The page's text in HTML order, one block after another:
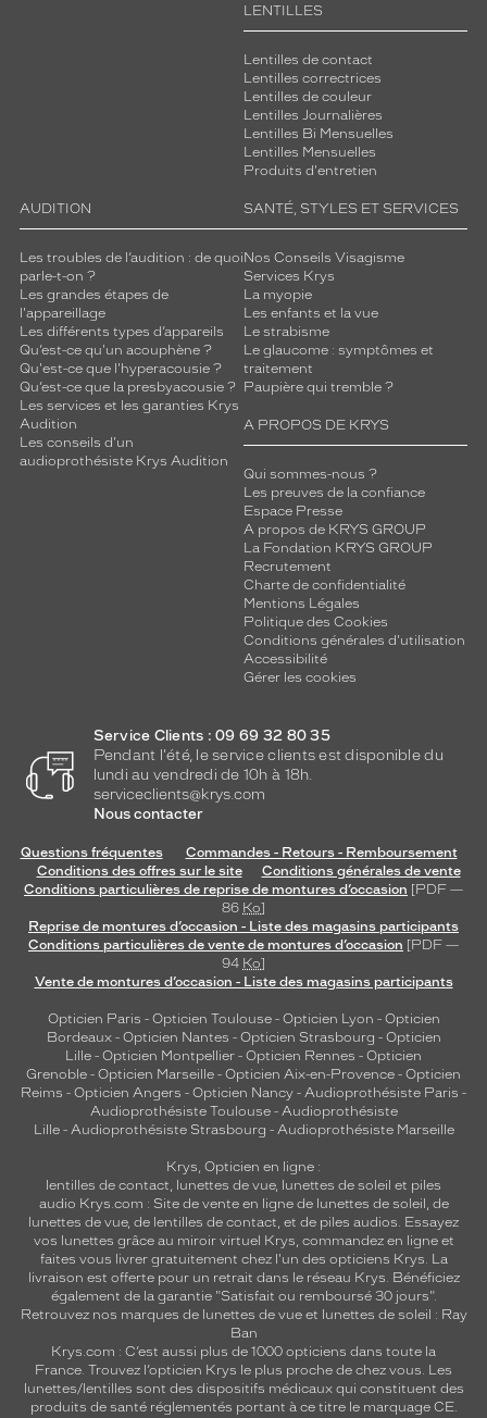
LENTILLES
Lentilles de contact
Lentilles correctrices
Lentilles de couleur
Lentilles Journalières
Lentilles Bi Mensuelles
Lentilles Mensuelles
Produits d'entretien
AUDITION
Les troubles de l’audition : de quoi
parle-t-on ?
Les grandes étapes de
l'appareillage
Les différents types d’appareils
Qu’est-ce qu'un acouphène ?
Qu'est-ce que l'hyperacousie ?
Qu’est-ce que la presbyacousie ?
Les services et les garanties Krys
Audition
Les conseils d'un
audioprothésiste Krys Audition
SANTÉ, STYLES ET SERVICES
Nos Conseils Visagisme
Services Krys
La myopie
Les enfants et la vue
Le strabisme
Le glaucome : symptômes et
traitement
Paupière qui tremble ?
A PROPOS DE KRYS
Qui sommes-nous ?
Les preuves de la confiance
Espace Presse
A propos de KRYS GROUP
La Fondation KRYS GROUP
Recrutement
Charte de confidentialité
Mentions Légales
Politique des Cookies
Conditions générales d'utilisation
Accessibilité
Gérer les cookies
Service Clients : 09 69 32 80 35
Pendant l'été, le service clients est disponible du
lundi au vendredi de 10h à 18h.
serviceclients@krys.com
Nous contacter
Questions fréquentes
Commandes - Retours - Remboursement
Conditions des offres sur le site
Conditions générales de vente
Conditions particulières de reprise de montures d’occasion [PDF —
86 Ko]
Reprise de montures d’occasion - Liste des magasins participants
Conditions particulières de vente de montures d’occasion [PDF —
94 Ko]
Vente de montures d’occasion - Liste des magasins participants
Opticien Paris - Opticien Toulouse- Opticien Lyon - Opticien
Bordeaux- Opticien Nantes - Opticien Strasbourg - Opticien
Lille - Opticien Montpellier - Opticien Rennes - Opticien
Grenoble - Opticien Marseille - Opticien Aix-en-Provence - Opticien
Reims - Opticien Angers - Opticien Nancy - Audioprothésiste Paris -
Audioprothésiste Toulouse- Audioprothésiste
Lille- Audioprothésiste Strasbourg - Audioprothésiste Marseille
Krys, Opticien en ligne :
lentilles de contact, lunettes de vue, lunettes de soleil et piles
audio Krys.com : Site de vente en ligne de lunettes de soleil, de
lunettes de vue, de lentilles de contact, et de piles audios. Essayez
vos lunettes grâce au miroir virtuel Krys, commandez en ligne et
faites vous livrer gratuitement chez l'un des opticiens Krys. La
livraison est offerte pour un retrait dans le réseau Krys. Bénéficiez
également de la garantie "Satisfait ou remboursé 30 jours".
Retrouvez nos marques de lunettes de vue et lunettes de soleil : Ray
Ban
Krys.com : C’est aussi plus de 1000 opticiens dans toute la
France. Trouvez l’opticien Krys le plus proche de chez vous. Les
lunettes/lentilles sont des dispositifs médicaux qui constituent des
produits de santé réglementés portant à ce titre le marquage CE.